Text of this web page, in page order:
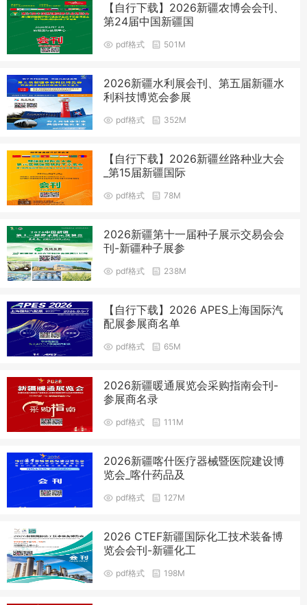
【自行下载】2026新疆农博会会刊、
第24届中国新疆国
pdf格式 501M
2026新疆水利展会刊、第五届新疆水
利科技博览会参展
pdf格式 352M
【自行下载】2026新疆丝路种业大会
_第15届新疆国际
pdf格式 78M
2026新疆第十一届种子展示交易会会
刊-新疆种子展参
pdf格式 238M
【自行下载】2026 APES上海国际汽
配展参展商名单
pdf格式 65M
2026新疆暖通展览会采购指南会刊-
参展商名录
pdf格式 111M
2026新疆喀什医疗器械暨医院建设博
览会_喀什药品及
pdf格式 127M
2026 CTEF新疆国际化工技术装备博
览会会刊-新疆化工
pdf格式 198M